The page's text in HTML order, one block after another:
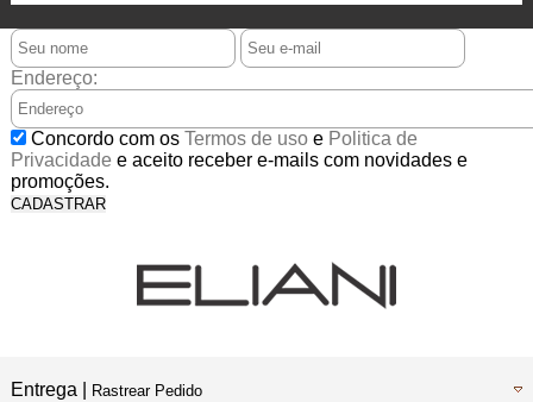
6x Sem Juros
no Cartão
5% Desconto
No Pix
Endereço:
Concordo com os Termos de usoe Politica de
Privacidade e aceito receber e-mails com novidades e
promoções.
CADASTRAR
Entrega | Rastrear Pedido